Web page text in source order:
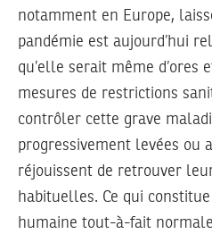
notamment en Europe,
pandémie est aujourd’hui
qu’elle serait même d’ores
mesures de restrictions
contrôler cette grave
progressivement levées ou
réjouissent de retrouver
habituelles. Ce qui
humaine tout-à-fait